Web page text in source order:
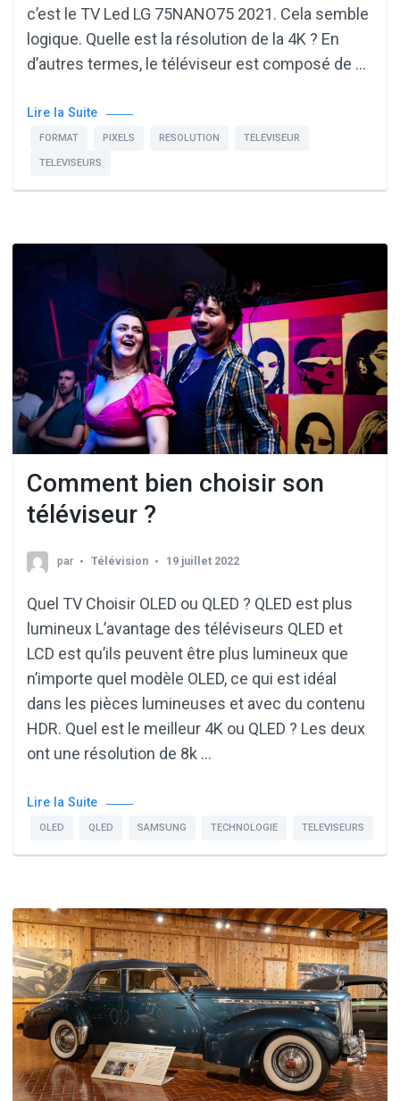
c’est le TV Led LG 75NANO75 2021. Cela semble
logique. Quelle est la résolution de la 4K ? En
d’autres termes, le téléviseur est composé de …
Lire la Suite
FORMAT PIXELS RESOLUTION TELEVISEUR
TELEVISEURS
Comment bien choisir son
téléviseur ?
par Télévision 19 juillet 2022
Quel TV Choisir OLED ou QLED ? QLED est plus
lumineux L’avantage des téléviseurs QLED et
LCD est qu’ils peuvent être plus lumineux que
n’importe quel modèle OLED, ce qui est idéal
dans les pièces lumineuses et avec du contenu
HDR. Quel est le meilleur 4K ou QLED ? Les deux
ont une résolution de 8k …
Lire la Suite
OLED QLED SAMSUNG TECHNOLOGIE TELEVISEURS